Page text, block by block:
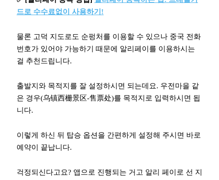
드로 수수료없이 사용하기!
물론 고덕 지도로도 순펑처를 이용할 수 있으나 중국 전화
번호가 있어야 가능하기 때문에 알리페이를 이용하시는
걸 추천드립니다.
출발지와 목적지를 잘 설정하시면 되는데요. 우전마을 같
은 경우(乌镇西栅景区-售票处)를 목적지로 입력하시면 됩
니다.
이렇게 하신 뒤 탑승 옵션을 간편하게 설정해 주시면 바로
예약이 끝납니다.
걱정되신다고요? 앱으로 진행되는 거고 알리 페이로 선 지